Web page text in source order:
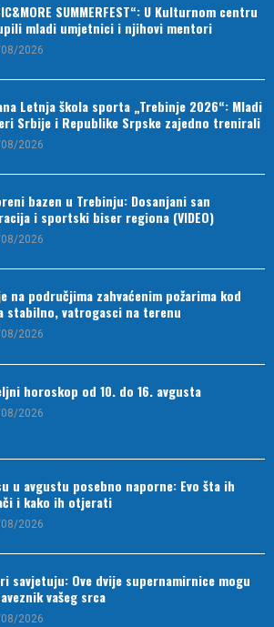
SUMMERFEST“: U Kulturnom centru
mladi umjetnici i njihovi mentori
2026
Letnja škola sporta „Trebinje 2026“: Mladi
Srbije i Republike Srpske zajedno trenirali
2026
bazen u Trebinju: Dosanjani san
i sportski biser regiona (VIDEO)
2026
na područjima zahvaćenim požarima kod
stabilno, vatrogasci na terenu
2026
horoskop od 10. do 16. avgusta
2026
u avgustu posebno naporne: Evo šta ih
i kako ih otjerati
2026
savjetuju: Ove dvije supernamirnice mogu
vašeg srca
2026